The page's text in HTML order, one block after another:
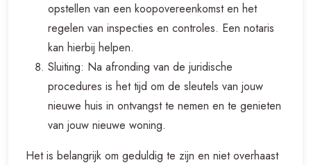
opstellen van een koopovereenkomst en het
regelen van inspecties en controles. Een notaris
kan hierbij helpen.
Sluiting: Na afronding van de juridische
procedures is het tijd om de sleutels van jouw
nieuwe huis in ontvangst te nemen en te genieten
van jouw nieuwe woning.
Het is belangrijk om geduldig te zijn en niet overhaast